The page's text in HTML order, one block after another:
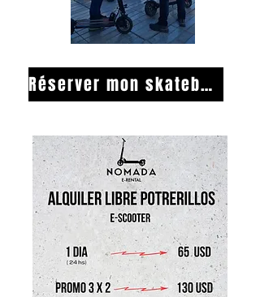
Réserver mon skateboard